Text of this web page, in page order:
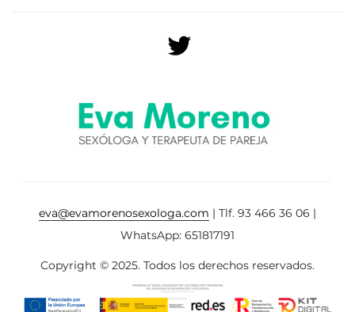
eva@evamorenosexologa.com | Tlf. 93 466 36 06 |
WhatsApp: 651817191
Copyright © 2025. Todos los derechos reservados.